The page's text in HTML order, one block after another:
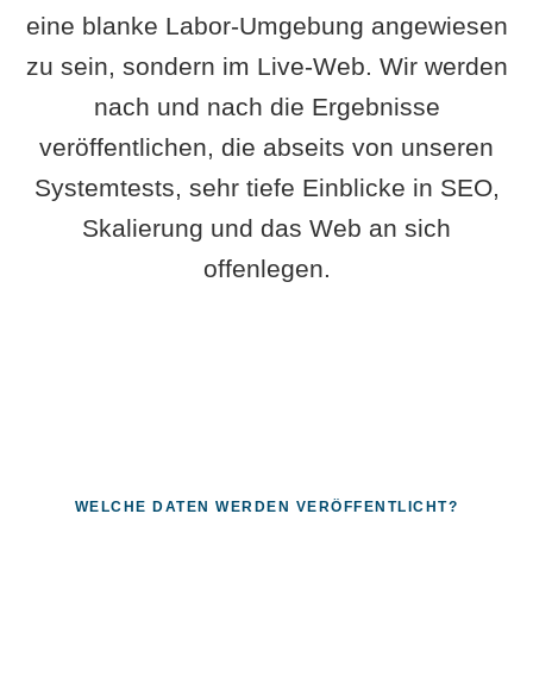
eine blanke Labor-Umgebung angewiesen
zu sein, sondern im Live-Web. Wir werden
nach und nach die Ergebnisse
veröffentlichen, die abseits von unseren
Systemtests, sehr tiefe Einblicke in SEO,
Skalierung und das Web an sich
offenlegen.
WELCHE DATEN WERDEN VERÖFFENTLICHT?